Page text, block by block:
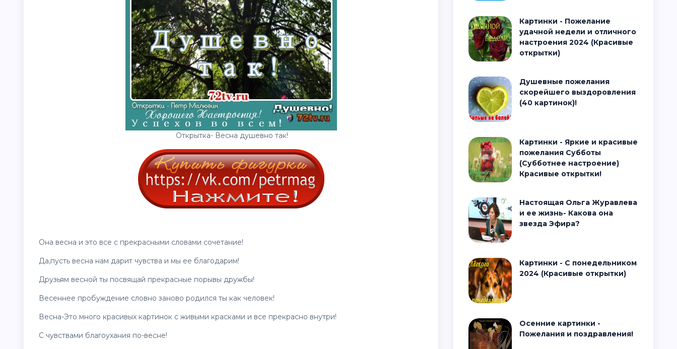
Открытка- Весна душевно так!
Она весна и это все с прекрасными словами сочетание!
Да,пусть весна нам дарит чувства и мы ее благодарим!
Друзьям весной ты посвящай прекрасные порывы дружбы!
Весеннее пробуждение словно заново родился ты как человек!
Весна-Это много красивых картинок с живыми красками и все прекрасно внутри!
С чувствами благоухания по-весне!
Картинки - Пожелание
удачной недели и отличного
настроения 2024 (Красивые
открытки)
Душевные пожелания
скорейшего выздоровления
(40 картинок)!
Картинки - Яркие и красивые
пожелания Субботы
(Субботнее настроение)
Красивые открытки!
Настоящая Ольга Журавлева
и ее жизнь- Какова она
звезда Эфира?
Картинки - С понедельником
2024 (Красивые открытки)
Осенние картинки -
Пожелания и поздравления!